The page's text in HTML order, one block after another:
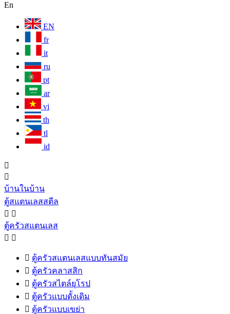
En
EN
fr
it
ru
pt
ar
vi
th
tl
id


บ้านในบ้าน
ตู้สแตนเลสสตีล
 
ตู้ครัวสแตนเลส
 
 ตู้ครัวสแตนเลสแบบทันสมัย
 ตู้ครัวคลาสสิก
 ตู้ครัวสไตล์ยุโรป
 ตู้ครัวแบบดั้งเดิม
 ตู้ครัวแบบเขย่า